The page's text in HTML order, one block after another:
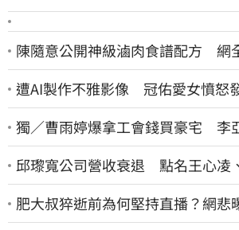
陳隨意公開神級滷肉食譜配方 網
遭AI製作不雅影像 冠佑愛女憤怒
獨／曹雨婷爆拿工會錢買豪宅 李
邱瓈寬公司營收衰退 點名王心凌
肥大叔猝逝前為何堅持直播？網悲